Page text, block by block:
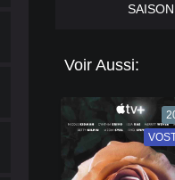
SAISON
Voir Aussi: